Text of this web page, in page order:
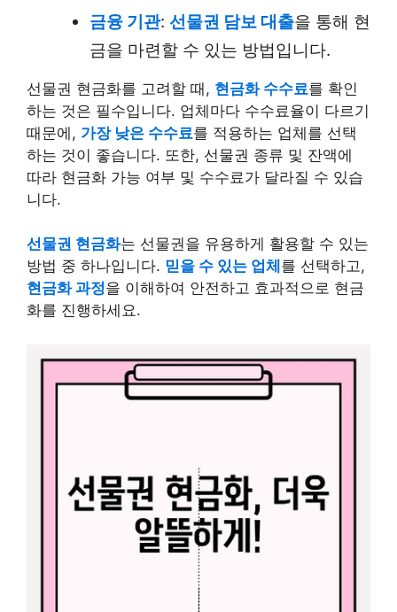
금융 기관: 선물권 담보 대출을 통해 현
금을 마련할 수 있는 방법입니다.
선물권 현금화를 고려할 때, 현금화 수수료를 확인
하는 것은 필수입니다. 업체마다 수수료율이 다르기
때문에, 가장 낮은 수수료를 적용하는 업체를 선택
하는 것이 좋습니다. 또한, 선물권 종류 및 잔액에
따라 현금화 가능 여부 및 수수료가 달라질 수 있습
니다.
선물권 현금화는 선물권을 유용하게 활용할 수 있는
방법 중 하나입니다. 믿을 수 있는 업체 를 선택하고,
현금화 과정을 이해하여 안전하고 효과적으로 현금
화를 진행하세요.